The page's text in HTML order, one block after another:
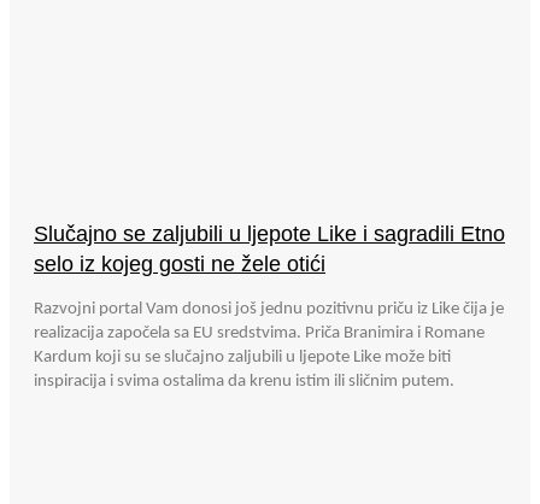
Slučajno se zaljubili u ljepote Like i sagradili Etno
selo iz kojeg gosti ne žele otići
Razvojni portal Vam donosi još jednu pozitivnu priču iz Like čija je
realizacija započela sa EU sredstvima. Priča Branimira i Romane
Kardum koji su se slučajno zaljubili u ljepote Like može biti
inspiracija i svima ostalima da krenu istim ili sličnim putem.